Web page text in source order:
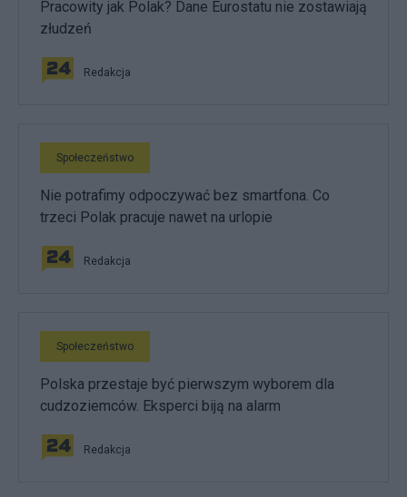
Pracowity jak Polak? Dane Eurostatu nie zostawiają
złudzeń
Redakcja
Społeczeństwo
Nie potrafimy odpoczywać bez smartfona. Co
trzeci Polak pracuje nawet na urlopie
Redakcja
Społeczeństwo
Polska przestaje być pierwszym wyborem dla
cudzoziemców. Eksperci biją na alarm
Redakcja